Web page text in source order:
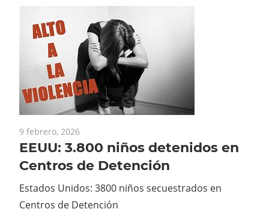
9 febrero, 2026
EEUU: 3.800 niños detenidos en
Centros de Detención
Estados Unidos: 3800 niños secuestrados en
Centros de Detención